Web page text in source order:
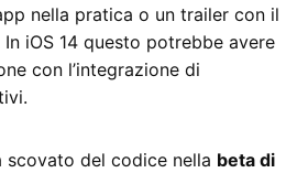
nella pratica o un trailer con il
iOS 14 questo potrebbe avere
con l’integrazione di
scovato del codice nella beta di